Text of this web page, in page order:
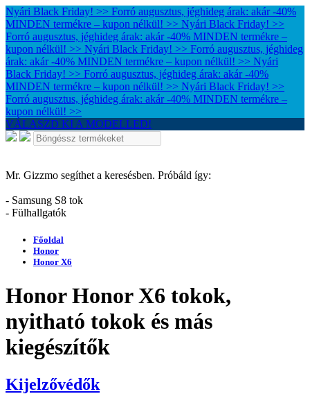
Nyári Black Friday! >> Forró augusztus, jéghideg árak: akár -40%
MINDEN termékre – kupon nélkül! >> Nyári Black Friday! >>
Forró augusztus, jéghideg árak: akár -40% MINDEN termékre –
kupon nélkül! >> Nyári Black Friday! >> Forró augusztus, jéghideg
árak: akár -40% MINDEN termékre – kupon nélkül! >> Nyári
Black Friday! >> Forró augusztus, jéghideg árak: akár -40%
MINDEN termékre – kupon nélkül! >> Nyári Black Friday! >>
Forró augusztus, jéghideg árak: akár -40% MINDEN termékre –
kupon nélkül! >>
VÁLASZD KI A MODELLED!
Mr. Gizzmo segíthet a keresésben. Próbáld így:
- Samsung S8 tok
- Fülhallgatók
Főoldal
Honor
Honor X6
Honor Honor X6 tokok,
nyitható tokok és más
kiegészítők
Kijelzővédők